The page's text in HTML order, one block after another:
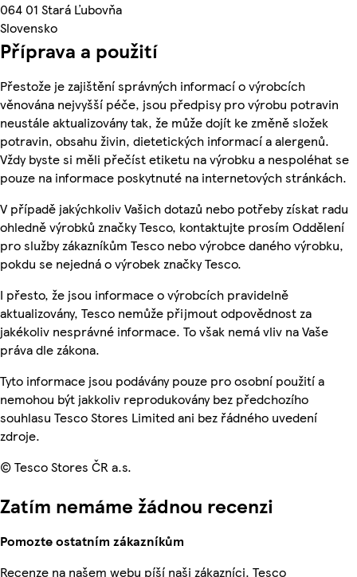
064 01 Stará Ľubovňa
Slovensko
Příprava a použití
Přestože je zajištění správných informací o výrobcích
věnována nejvyšší péče, jsou předpisy pro výrobu potravin
neustále aktualizovány tak, že může dojít ke změně složek
potravin, obsahu živin, dietetických informací a alergenů.
Vždy byste si měli přečíst etiketu na výrobku a nespoléhat se
pouze na informace poskytnuté na internetových stránkách.
V případě jakýchkoliv Vašich dotazů nebo potřeby získat radu
ohledně výrobků značky Tesco, kontaktujte prosím Oddělení
pro služby zákazníkům Tesco nebo výrobce daného výrobku,
pokdu se nejedná o výrobek značky Tesco.
I přesto, že jsou informace o výrobcích pravidelně
aktualizovány, Tesco nemůže přijmout odpovědnost za
jakékoliv nesprávné informace. To však nemá vliv na Vaše
práva dle zákona.
Tyto informace jsou podávány pouze pro osobní použití a
nemohou být jakkoliv reprodukovány bez předchozího
souhlasu Tesco Stores Limited ani bez řádného uvedení
zdroje.
© Tesco Stores ČR a.s.
Zatím nemáme žádnou recenzi
Pomozte ostatním zákazníkům
Recenze na našem webu píší naši zákazníci. Tesco